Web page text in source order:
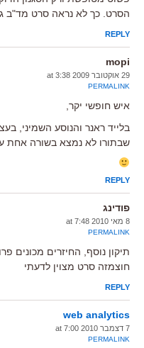
הסרט. כך לא נראה סרט מד"ב
REPLY
mopi
29 אוקטובר 2009 at 3:38
PERMALINK
איש חופשי יקר,
שבתורו לא נמצא בשורה אחת
REPLY
פודינג
8 מאי 2010 at 7:48
PERMALINK
תיקון נוסף, החיזרים מכונים
חוצמזה סרט מצוין לדעתי
REPLY
web analytics
7 דצמבר 2010 at 7:00
PERMALINK